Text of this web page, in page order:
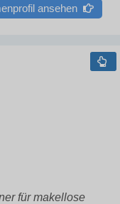
ansehen
für makellose